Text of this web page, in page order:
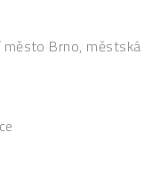
Brno, městská